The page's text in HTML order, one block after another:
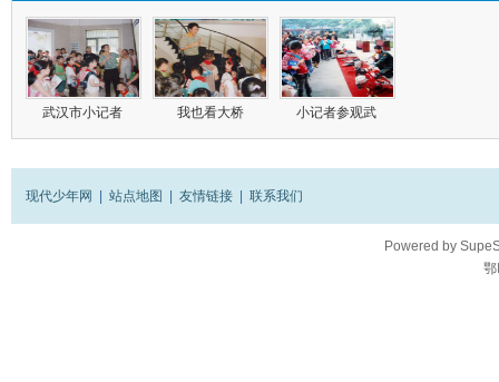
武汉市小记者 我也看大桥 小记者参观武
现代少年网 站点地图 友情链接 联系我们
Powered by